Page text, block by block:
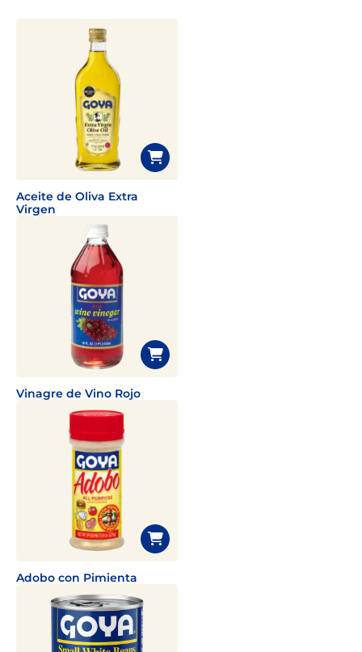
Aceite de Oliva Extra
Virgen
Vinagre de Vino Rojo
Adobo con Pimienta